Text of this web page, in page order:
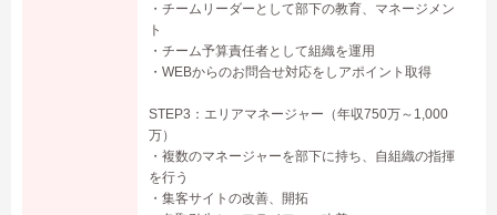
・チームリーダーとして部下の教育、マネージメン
ト
・チーム予算責任者として組織を運用
・WEBからのお問合せ対応をしアポイント取得
STEP3：エリアマネージャー（年収750万～1,000
万）
・複数のマネージャーを部下に持ち、自組織の指揮
を行う
・集客サイトの改善、開拓